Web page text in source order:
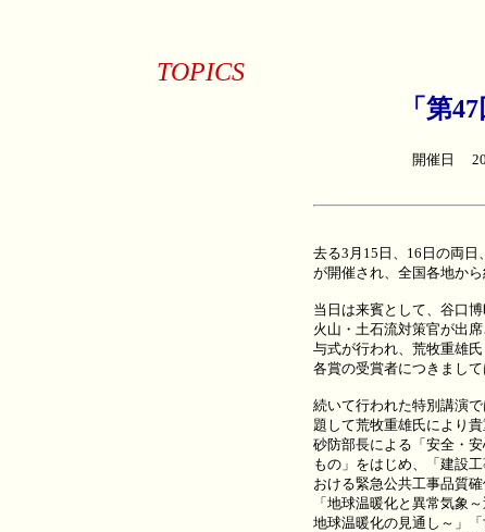
TOPICS
「第
開催日
去る3月15日、16日の両日
が開催され、全国各地か
当日は来賓として、谷口
火山・土石流対策官が出
与式が行われ、荒牧重雄
各賞の受賞者につきまし
続いて行われた特別講演
題して荒牧重雄氏により
砂防部長による「安全・
もの」をはじめ、「建設
おける緊急公共工事品質
「地球温暖化と異常気象
地球温暖化の見通し～」